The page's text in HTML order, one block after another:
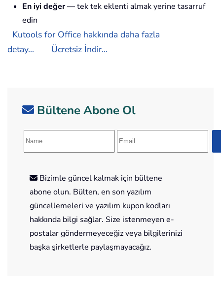
En iyi değer— tek tek eklenti almak yerine tasarruf
edin
Kutools for Office hakkında daha fazla
detay...
Ücretsiz İndir...
Bültene Abone Ol
Bizimle güncel kalmak için bültene
abone olun. Bülten, en son yazılım
güncellemeleri ve yazılım kupon kodları
hakkında bilgi sağlar. Size istenmeyen e-
postalar göndermeyeceğiz veya bilgilerinizi
başka şirketlerle paylaşmayacağız.